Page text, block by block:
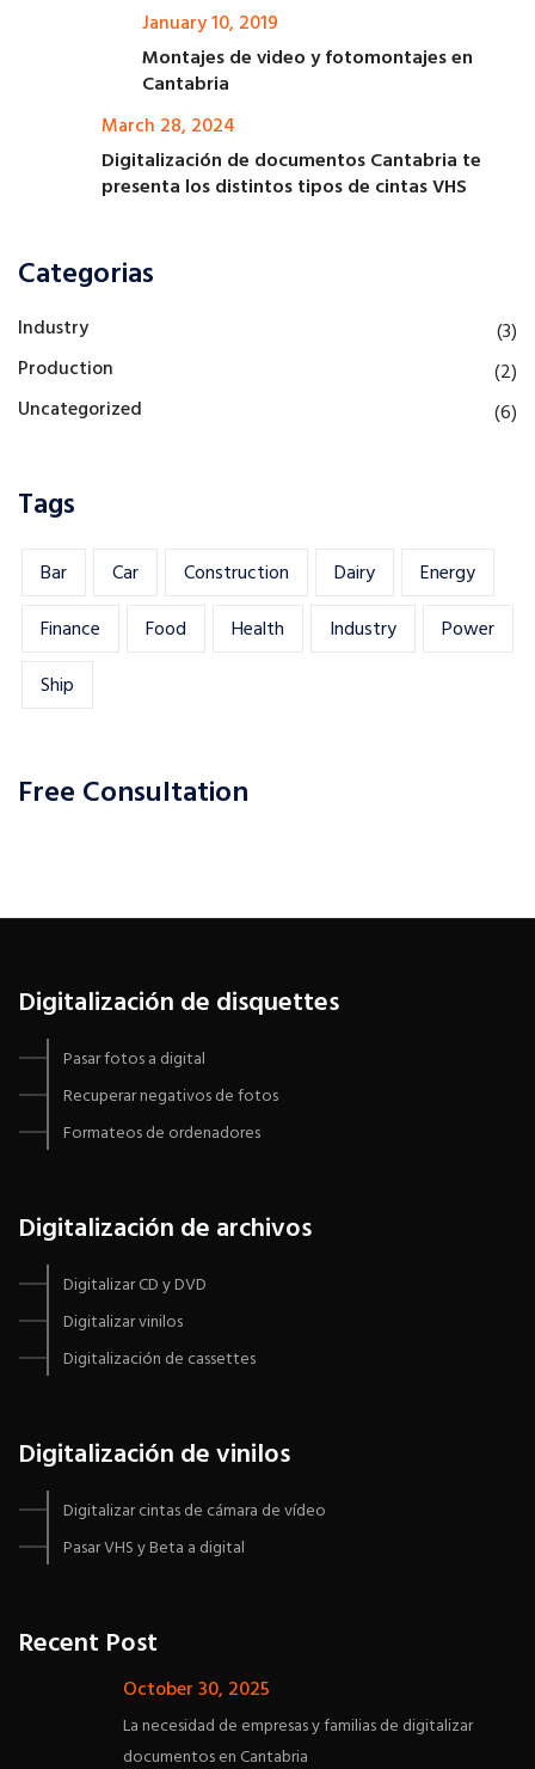
January 10, 2019
Montajes de video y fotomontajes en
Cantabria
March 28, 2024
Digitalización de documentos Cantabria te
presenta los distintos tipos de cintas VHS
Categorias
Industry
(3)
Production
(2)
Uncategorized
(6)
Tags
Bar Car Construction Dairy
Energy
Finance
Food Health Industry
Power
Ship
Free Consultation
Digitalización de disquettes
Pasar fotos a digital
Recuperar negativos de fotos
Formateos de ordenadores
Digitalización de archivos
Digitalizar CD y DVD
Digitalizar vinilos
Digitalización de cassettes
Digitalización de vinilos
Digitalizar cintas de cámara de vídeo
Pasar VHS y Beta a digital
Recent Post
October 30, 2025
La necesidad de empresas y familias de digitalizar
documentos en Cantabria